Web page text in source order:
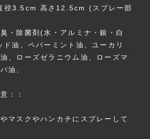
径3.5cm 高さ12.5cm (スプレー部
・除菌剤(水・アルミナ・銀・白
ド油、ペパーミント油、ユーカリ
、ローズゼラニウム油、ローズマ
油、
：：
マスクやハンカチにスプレーして